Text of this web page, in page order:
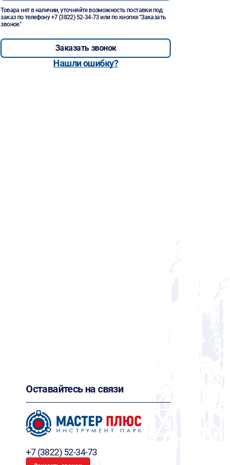
Товара нет в наличии, уточняйте возможность поставки под
заказ по телефону+7 (3822) 52-34-73 или по кнопке "Заказать
звонок"
Заказать звонок
Нашли ошибку?
Оставайтесь на связи
+7 (3822) 52-34-73